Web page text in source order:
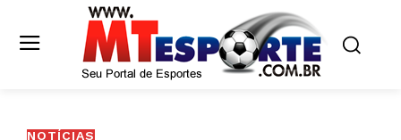
NOTÍCIAS